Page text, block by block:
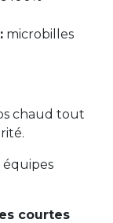
microbilles
chaud tout
courtes